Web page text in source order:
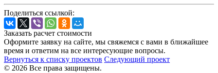
Поделиться ссылкой:
Заказать расчет стоимости
Оформите заявку на сайте, мы свяжемся с вами в ближайшее
время и ответим на все интересующие вопросы.
Вернуться к списку проектов Следующий проект
© 2026 Все права защищены.